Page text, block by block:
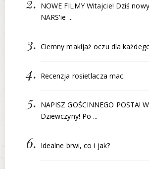
NOWE FILMY Witajcie! Dziś
NARS'ie ...
Ciemny makijaż oczu dla
Recenzja rosietlacza mac.
NAPISZ GOŚCINNEGO POSTA!
Dziewczyny! Po ...
Idealne brwi, co i jak?